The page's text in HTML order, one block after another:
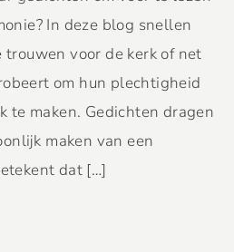
In deze blog snellen
voor de kerk of net
om hun plechtigheid
te maken. Gedichten dragen
maken van een
dat […]